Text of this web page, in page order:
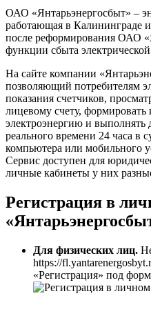
ОАО «Янтарьэнергосбыт» –
работающая в Калининграде
после реформирования ОАО
функции сбыта
На сайте компании
позволяющий потребителям
показания счетчиков,
лицевому счету, формировать
электроэнергию и выполнять
реального времени 24 часа в
компьютера или мобильного
Сервис доступен для
личные кабинеты у них
Регистрация в
Для физических лиц.
https://
«Регистрация» под